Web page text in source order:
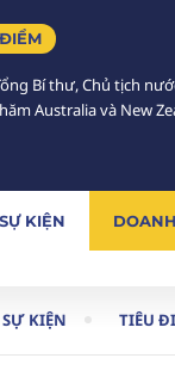
Bí thư, Chủ tịch
Australia và New
SỰ KIỆN
SỰ KIỆN TIÊU